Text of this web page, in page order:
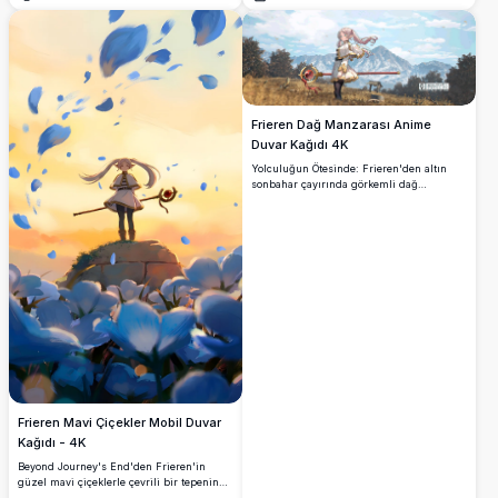
çözünürlüklü sanat eserinde savaşa hazır
duruyor, mobil ve masaüstü arka planlar
için mükemmel.
Frieren Mavi Çiçekler Mobil Duvar
Kağıdı - 4K
Beyond Journey's End'den Frieren'in
güzel mavi çiçeklerle çevrili bir tepenin
Frieren Dağ Manzarası Anime
Duvar Kağıdı 4K
Yolculuğun Ötesinde: Frieren'den altın
sonbahar çayırında görkemli dağ